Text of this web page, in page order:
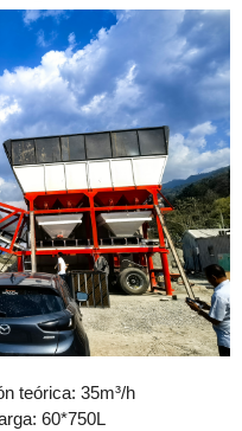
teórica: 35m³/h
60*750L